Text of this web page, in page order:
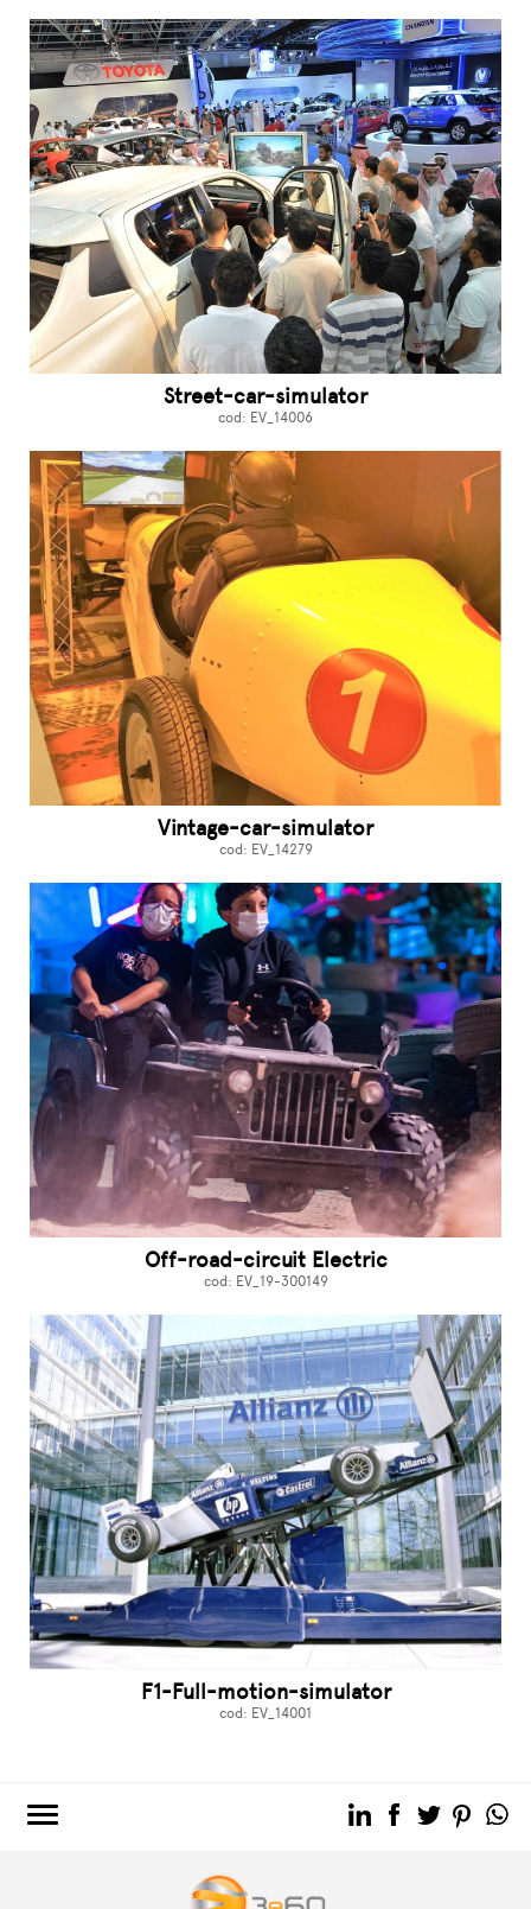
Street-car-simulator
cod: EV_14006
Vintage-car-simulator
cod: EV_14279
Off-road-circuit Electric
cod: EV_19-300149
F1-Full-motion-simulator
cod: EV_14001